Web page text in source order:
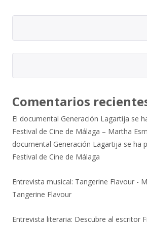
Comentarios
El documental Generación Lagartija se
Festival de Cine de Málaga – Martha
documental Generación Lagartija se ha
Festival de Cine de Málaga
Entrevista musical: Tangerine Flavour -
Tangerine Flavour
Entrevista literaria: Descubre al escritor